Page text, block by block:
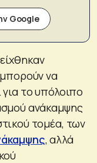
Google
μπορούν να
το υπόλοιπο
ανάκαμψης
τομέα, των
, αλλά